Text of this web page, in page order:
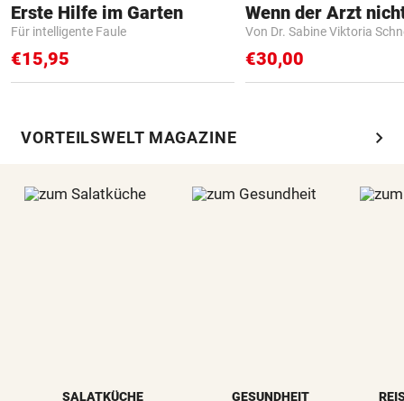
Erste Hilfe im Garten
Für intelligente Faule
€15,95
Von Dr. Sabine Viktoria
€30,00
VORTEILSWELT MAGAZINE chevron_right
SALATKÜCHE GESUNDHEIT